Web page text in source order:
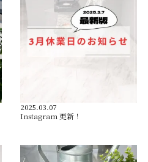
2025.03.07
Instagram 更新！